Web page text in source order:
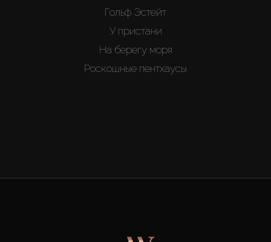
Гольф Эстейт
У пристани
На берегу моря
Роскошные пентхаусы